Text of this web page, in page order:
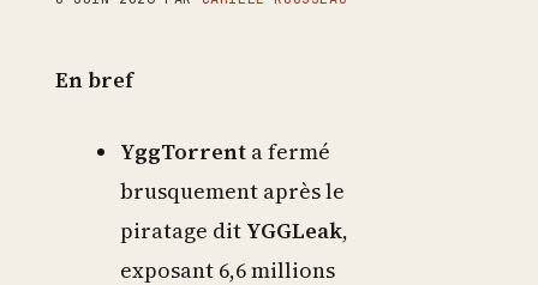
En bref
YggTorrent a fermé
brusquement après le
piratage dit YGGLeak,
exposant 6,6 millions